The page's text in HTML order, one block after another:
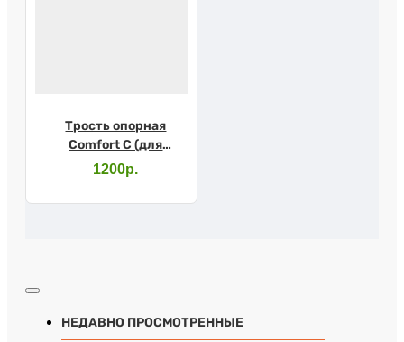
Трость опорная
Comfort C (для
слабовидящих)
1200р.
НЕДАВНО ПРОСМОТРЕННЫЕ